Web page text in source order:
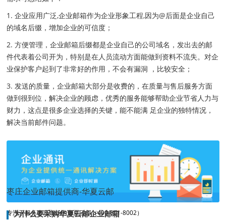
枣庄企业邮箱提供商-华夏云邮
专注于服务枣庄市场的华夏云邮（400-801-8002）
1. 企业应用广泛,企业邮箱作为企业形象工程,因为@后面是企业自己
的域名后缀，增加企业的可信度；
2. 方便管理，企业邮箱后缀都是企业自己的公司域名，发出去的邮
件代表着公司开为，特别是在人员流动方面能做到资料不流失。对企
业保护客户起到了非常好的作用，不会有漏洞 ，比较安全；
3. 发送的质量，企业邮箱大部分是收费的，在质量与售后服务方面
做到很到位，解决企业的顾虑，优秀的服务能够帮助企业节省人力与
财力，这点是很多企业选择的关键，能不能满 足企业的独特情况，
解决当前邮件问题。
为什么要采购华夏云邮企业邮箱